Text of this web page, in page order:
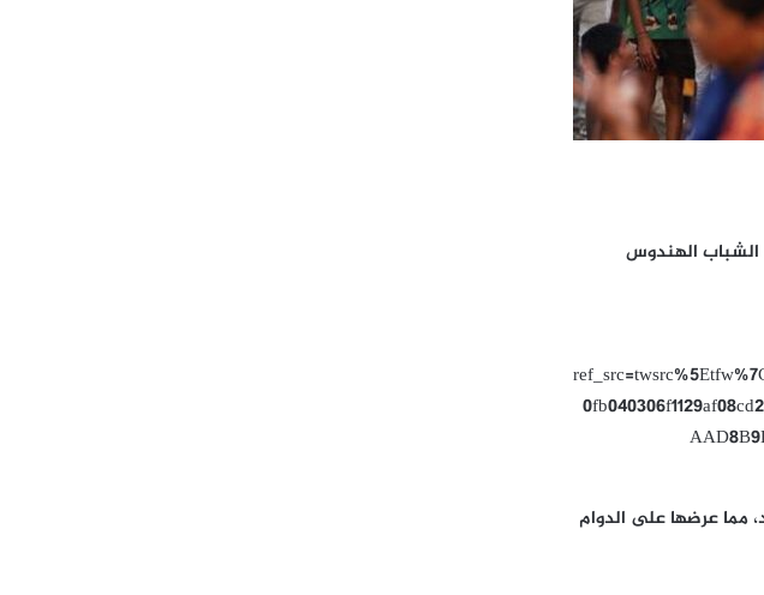
الشباب الهندوس
مما عرضها على الدوام